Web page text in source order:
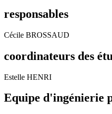
responsables
Cécile BROSSAUD
coordinateurs des
Estelle HENRI
Equipe d'ingénierie